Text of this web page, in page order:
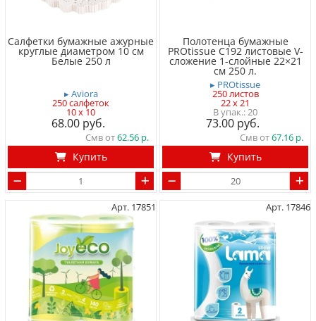
Салфетки бумажные ажурные
круглые диаметром 10 см
Белые 250 л
▸ Aviora
250 салфеток
10 x 10
68.00
Смв от62.56
Купить
Полотенца бумажные
PROtissue С192 листовые V-
сложение 1-слойные 22×21
см 250 л.
▸ PROtissue
250 листов
22 x 21
20
73.00
Смв от67.16
Купить
Арт. 17851 Арт. 17846